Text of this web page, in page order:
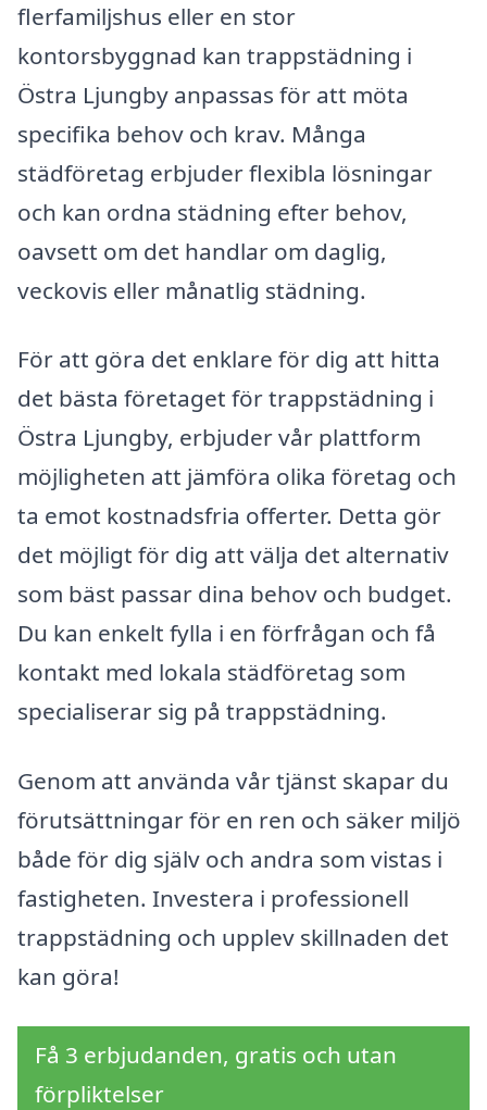
flerfamiljshus eller en stor
kontorsbyggnad kan trappstädning i
Östra Ljungby anpassas för att möta
specifika behov och krav. Många
städföretag erbjuder flexibla lösningar
och kan ordna städning efter behov,
oavsett om det handlar om daglig,
veckovis eller månatlig städning.
För att göra det enklare för dig att hitta
det bästa företaget för trappstädning i
Östra Ljungby, erbjuder vår plattform
möjligheten att jämföra olika företag och
ta emot kostnadsfria offerter. Detta gör
det möjligt för dig att välja det alternativ
som bäst passar dina behov och budget.
Du kan enkelt fylla i en förfrågan och få
kontakt med lokala städföretag som
specialiserar sig på trappstädning.
Genom att använda vår tjänst skapar du
förutsättningar för en ren och säker miljö
både för dig själv och andra som vistas i
fastigheten. Investera i professionell
trappstädning och upplev skillnaden det
kan göra!
Få 3 erbjudanden, gratis och utan
förpliktelser